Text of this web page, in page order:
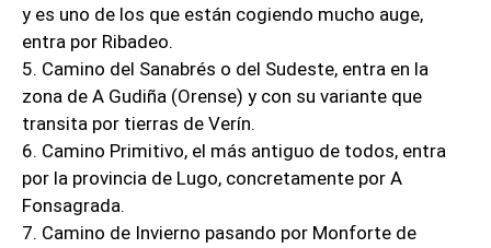
y es uno de los que están cogiendo mucho auge,
entra por Ribadeo.
5. Camino del Sanabrés o del Sudeste, entra en la
zona de A Gudiña (Orense) y con su variante que
transita por tierras de Verín.
6. Camino Primitivo, el más antiguo de todos, entra
por la provincia de Lugo, concretamente por A
Fonsagrada.
7. Camino de Invierno pasando por Monforte de